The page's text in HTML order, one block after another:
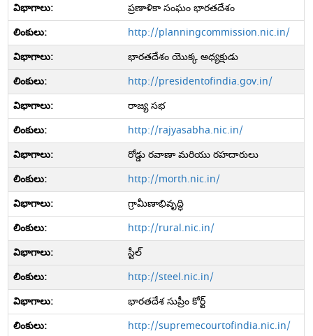
ప్రణాళికా సంఘం భారతదేశం
http://planningcommission.nic.in/
భారతదేశం యొక్క అధ్యక్షుడు
http://presidentofindia.gov.in/
రాజ్య సభ
http://rajyasabha.nic.in/
రోడ్డు రవాణా మరియు రహదారులు
http://morth.nic.in/
గ్రామీణాభివృద్ధి
http://rural.nic.in/
స్టీల్
http://steel.nic.in/
భారతదేశ సుప్రీం కోర్ట్
http://supremecourtofindia.nic.in/